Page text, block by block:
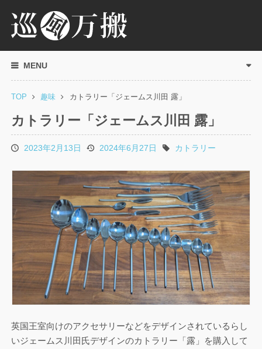
MENU
TOP 趣味 カトラリー「ジェームス川田 露」
カトラリー「ジェームス川田 露」
投2023年2月13日
更
日
2024年6月27日
タカトラリー
英国王室向けのアクセサリーなどをデザインされているらし
いジェームス川田氏デザインのカトラリー「露」を購入して